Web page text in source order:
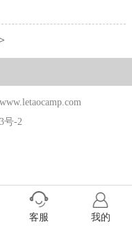
客服 我的
号-2